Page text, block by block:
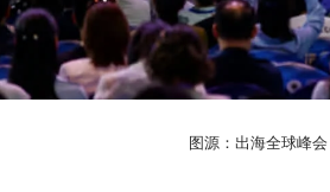
图源：出海全球峰会